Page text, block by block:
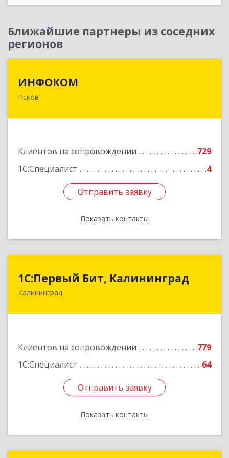
Ближайшие партнеры из соседних
регионов
ИНФОКОМ
Псков
Клиентов на сопровождении
729
1С:Специалист
4
Отправить заявку
Показать контакты
180000, Псковская обл, Псков г, Советская ул,
Отправить заявку
Назад
1С:Первый Бит, Калининград
Калининград
Клиентов на сопровождении
779
1С:Специалист
64
Отправить заявку
Показать контакты
1С:Первый Бит, Калининград
236006, Калининградская обл, Калининград г,
Отправить заявку
Назад